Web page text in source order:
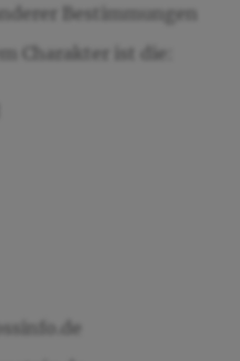
Bestimmungen
Charakter ist die: